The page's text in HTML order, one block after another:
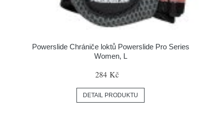
Powerslide Chrániče loktů Powerslide Pro Series
Women, L
284 Kč
DETAIL PRODUKTU